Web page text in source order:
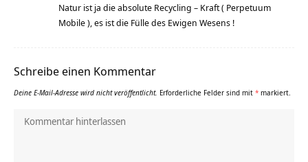
Natur ist ja die absolute Recycling – Kraft ( Perpetuum
Mobile ), es ist die Fülle des Ewigen Wesens !
Schreibe einen Kommentar
Deine E-Mail-Adresse wird nicht veröffentlicht. Erforderliche Felder sind mit * markiert.